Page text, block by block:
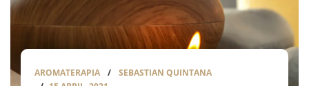
AROMATERAPIA
SEBASTIAN QUINTANA